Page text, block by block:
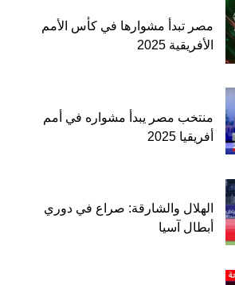
مصر تبدأ مشوارها في كأس الأمم
الأفريقية 2025
منتخب مصر يبدأ مشواره في أمم
أفريقيا 2025
الهلال والشارقة: صراع في دوري
أبطال آسيا